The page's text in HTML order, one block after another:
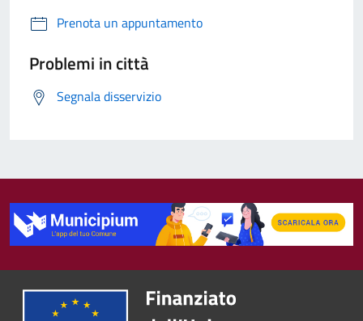
Prenota un appuntamento
Problemi in città
Segnala disservizio